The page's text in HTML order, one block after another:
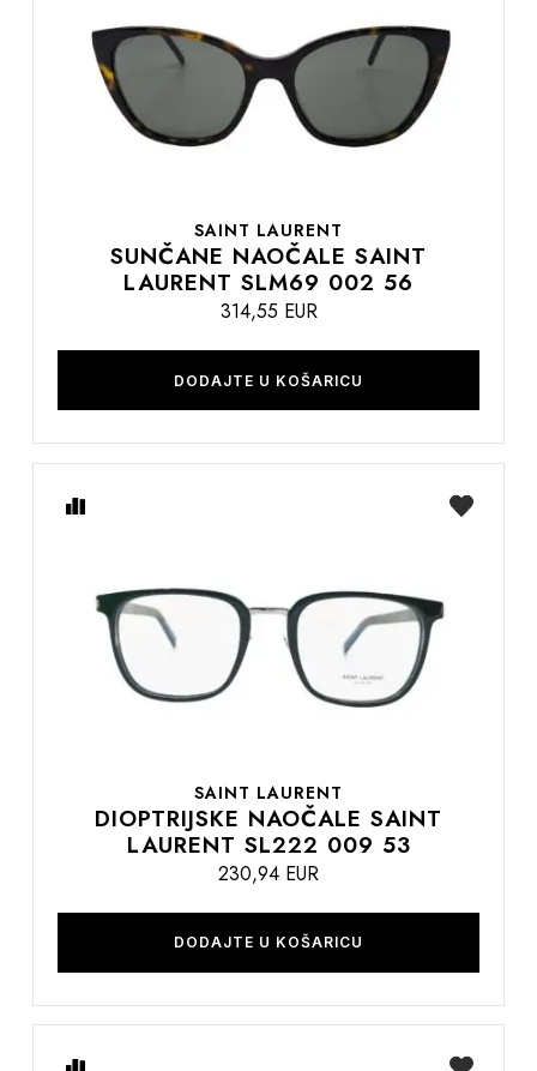
SAINT LAURENT
SUNČANE NAOČALE SAINT
LAURENT SLM69 002 56
314,55 EUR
DODAJTE U KOŠARICU
želja
SAINT LAURENT
DIOPTRIJSKE NAOČALE SAINT
LAURENT SL222 009 53
230,94 EUR
DODAJTE U KOŠARICU